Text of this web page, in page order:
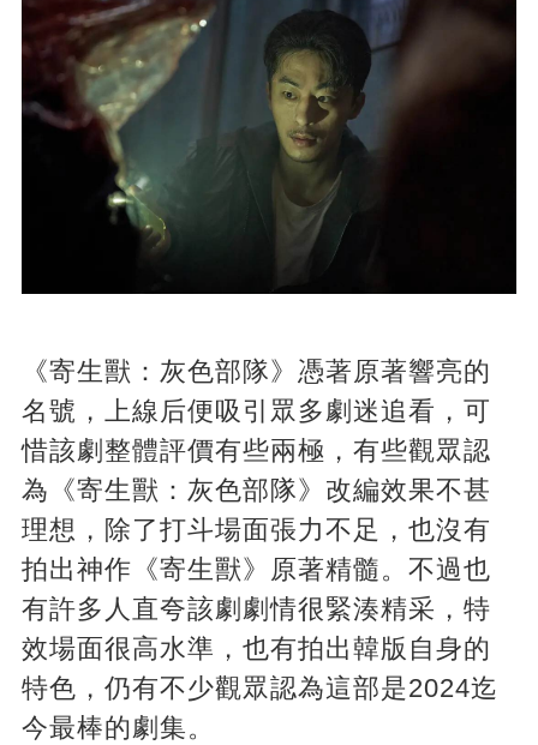
《寄生獸：灰色部隊》憑著原著響亮的
名號，上線后便吸引眾多劇迷追看，可
惜該劇整體評價有些兩極，有些觀眾認
為《寄生獸：灰色部隊》改編效果不甚
理想，除了打斗場面張力不足，也沒有
拍出神作《寄生獸》原著精髓。不過也
有許多人直夸該劇劇情很緊湊精采，特
效場面很高水準，也有拍出韓版自身的
特色，仍有不少觀眾認為這部是2024迄
今最棒的劇集。